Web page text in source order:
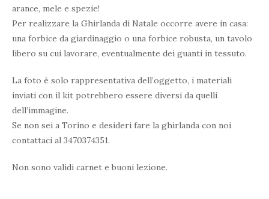
arance, mele e spezie!
Per realizzare la Ghirlanda di Natale occorre avere in casa:
una forbice da giardinaggio o una forbice robusta, un tavolo
libero su cui lavorare, eventualmente dei guanti in tessuto.
La foto è solo rappresentativa dell’oggetto, i materiali
inviati con il kit potrebbero essere diversi da quelli
dell’immagine.
Se non sei a Torino e desideri fare la ghirlanda con noi
contattaci al 3470374351.
Non sono validi carnet e buoni lezione.